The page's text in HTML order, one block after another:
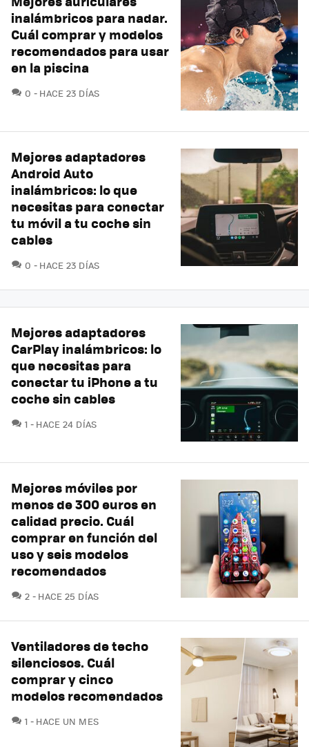
inalámbricos para nadar.
Cuál comprar y modelos
recomendados para usar
en la piscina
0 COMENTARIOS
HACE 23 DÍAS
Mejores adaptadores
Android Auto
inalámbricos: lo que
necesitas para conectar
tu móvil a tu coche sin
cables
0 COMENTARIOS
HACE 23 DÍAS
Mejores adaptadores
CarPlay inalámbricos: lo
que necesitas para
conectar tu iPhone a tu
coche sin cables
1 COMENTARIOS
HACE 24 DÍAS
Mejores móviles por
menos de 300 euros en
calidad precio. Cuál
comprar en función del
uso y seis modelos
recomendados
2 COMENTARIOS
HACE 25 DÍAS
Ventiladores de techo
silenciosos. Cuál
comprar y cinco
modelos recomendados
1 COMENTARIOS
HACE UN MES